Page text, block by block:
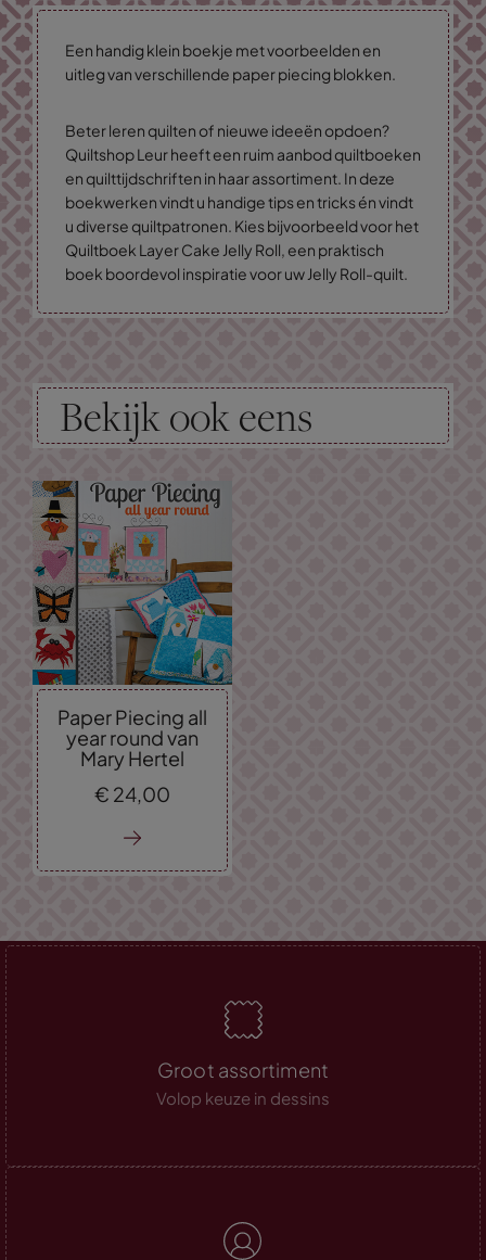
Een handig klein boekje met voorbeelden en
uitleg van verschillende paper piecing blokken.
Beter leren quilten of nieuwe ideeën opdoen?
Quiltshop Leur heeft een ruim aanbod quiltboeken
en quilttijdschriften in haar assortiment. In deze
boekwerken vindt u handige tips en tricks én vindt
u diverse quiltpatronen. Kies bijvoorbeeld voor het
Quiltboek Layer Cake Jelly Roll, een praktisch
boek boordevol inspiratie voor uw Jelly Roll-quilt.
Bekijk ook eens
Paper Piecing all
year round van
Mary Hertel
€ 24,00
Groot assortiment
Volop keuze in dessins